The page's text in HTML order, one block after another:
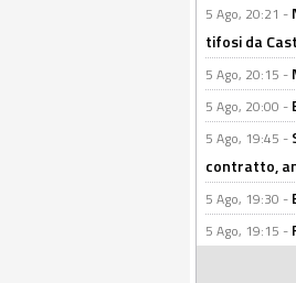
5 Ago, 20:21 -
tifosi da
5 Ago, 20:15 -
5 Ago, 20:00 -
5 Ago, 19:45 -
contratto,
5 Ago, 19:30 -
5 Ago, 19:15 -